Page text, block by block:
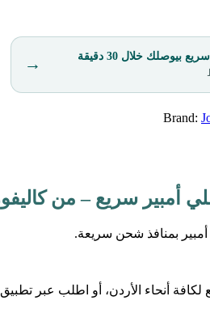
→
Brand:
أنحاء الأردن، أو اطلب عبر تطبيق